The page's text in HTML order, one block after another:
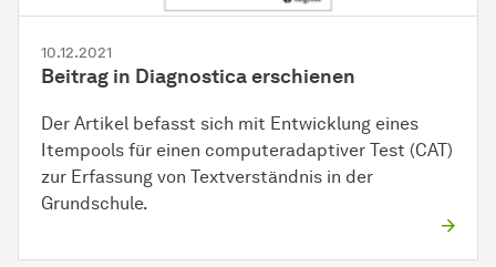
10.12.2021
Beitrag in Diagnostica erschienen
Der Artikel befasst sich mit Entwicklung eines
Itempools für einen computeradaptiver Test (CAT)
zur Erfassung von Textverständnis in der
Grundschule.